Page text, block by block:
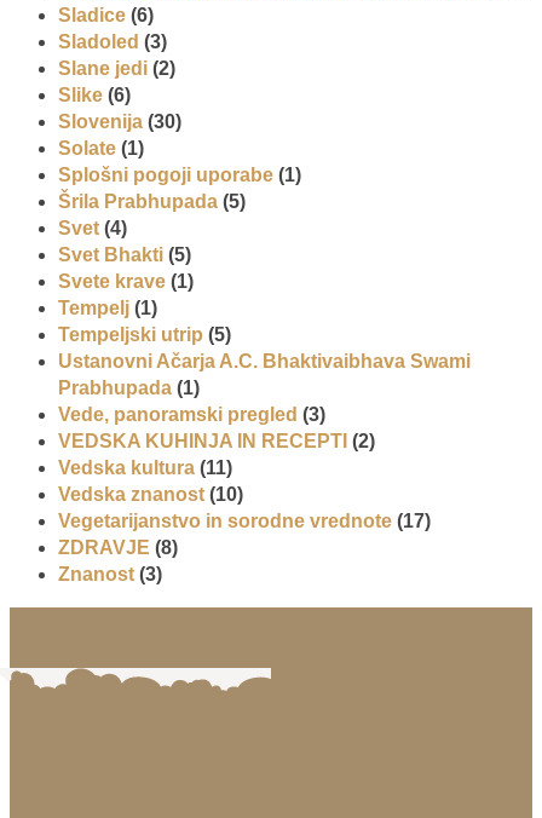
Sladice (6)
Sladoled (3)
Slane jedi (2)
Slike (6)
Slovenija (30)
Solate (1)
Splošni pogoji uporabe (1)
Šrila Prabhupada (5)
Svet (4)
Svet Bhakti (5)
Svete krave (1)
Tempelj (1)
Tempeljski utrip (5)
Ustanovni Ačarja A.C. Bhaktivaibhava Swami
Prabhupada (1)
Vede, panoramski pregled (3)
VEDSKA KUHINJA IN RECEPTI (2)
Vedska kultura (11)
Vedska znanost (10)
Vegetarijanstvo in sorodne vrednote (17)
ZDRAVJE (8)
Znanost (3)